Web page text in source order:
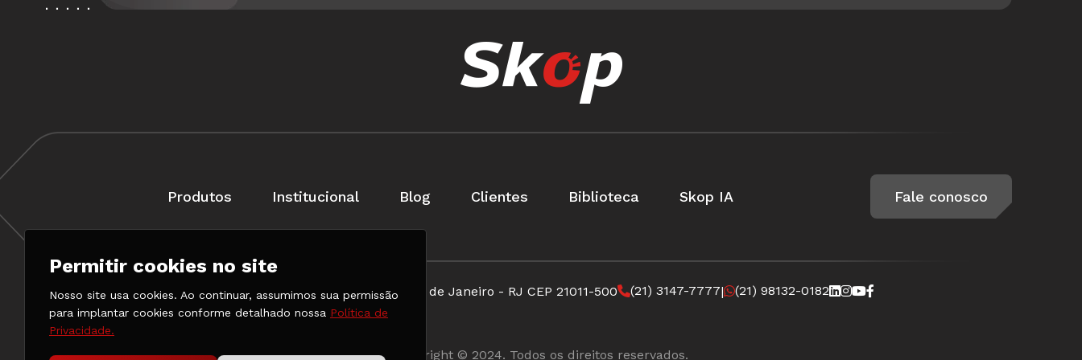
Produtos Institucional Blog Clientes Biblioteca Skop IA Fale conosco
Rua Braga, 57, Penha Circular Rio de Janeiro - RJ CEP 21011-500 (21) 3147-7777| (21) 98132-0182
Copyright © 2024. Todos os direitos reservados.
Permitir cookies no site
Nosso site usa cookies. Ao continuar, assumimos sua permissão
para implantar cookies conforme detalhado nossa Política de
Privacidade.